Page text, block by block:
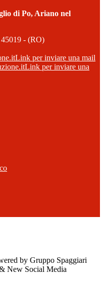
di Po, Ariano nel
- (RO)
Link per inviare una mail
Link per inviare una
by Gruppo Spaggiari
New Social Media